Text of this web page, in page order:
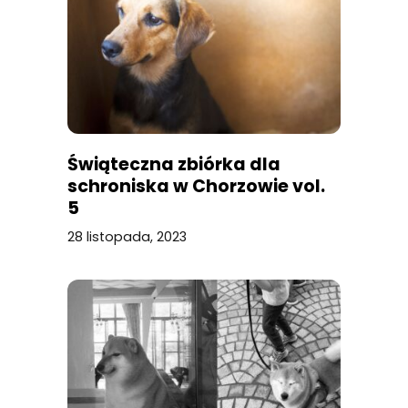
Świąteczna zbiórka dla
schroniska w Chorzowie vol.
5
28 listopada, 2023